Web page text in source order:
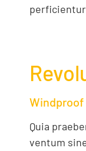
Quia
ventum